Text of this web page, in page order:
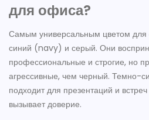
для офиса?
Самым универсальным цветом для
синий (navy) и серый. Они
профессиональные и строгие, но
агрессивные, чем черный. Темно-
подходит для презентаций и
вызывает доверие.